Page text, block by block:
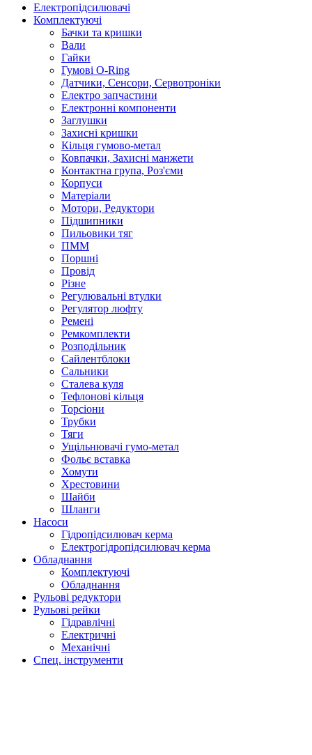
Електропідсилювачі
Комплектуючі
Бачки та кришки
Вали
Гайки
Гумові O-Ring
Датчики, Сенсори, Сервотроніки
Електро запчастини
Електронні компоненти
Заглушки
Захисні кришки
Кільця гумово-метал
Ковпачки, Захисні манжети
Контактна група, Роз'єми
Корпуси
Матеріали
Мотори, Редуктори
Підшипники
Пильовики тяг
ПММ
Поршні
Провід
Різне
Регулювальні втулки
Регулятор люфту
Ремені
Ремкомплекти
Розподільник
Сайлентблоки
Сальники
Сталева куля
Тефлонові кільця
Торсіони
Трубки
Тяги
Ущільнювачі гумо-метал
Фольє вставка
Хомути
Хрестовини
Шайби
Шланги
Насоси
Гідропідсилювач керма
Електрогідропідсилювач керма
Обладнання
Комплектуючі
Обладнання
Рульові редуктори
Рульові рейки
Гідравлічні
Електричні
Механічні
Спец. інструменти